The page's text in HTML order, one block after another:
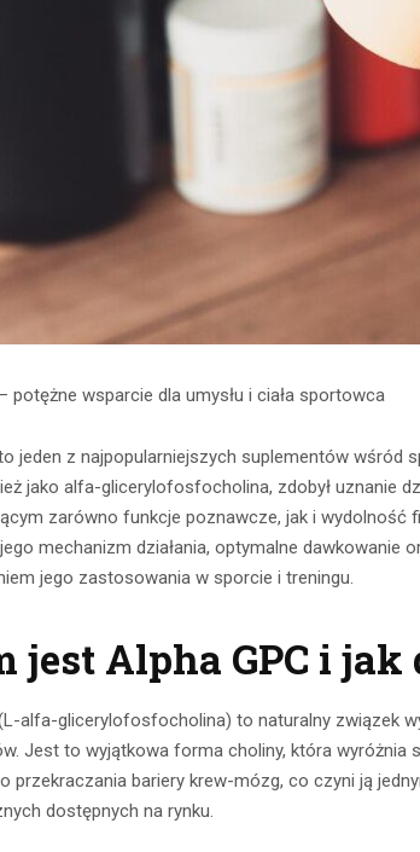
potężne wsparcie dla umysłu i ciała sportowca
jeden z najpopularniejszych suplementów
jako alfa-glicerylofosfocholina, zdobył uznanie
zarówno funkcje poznawcze, jak i wydolność
mechanizm działania, optymalne dawkowanie
jego zastosowania w sporcie i treningu.
jest Alpha GPC i jak
alfa-glicerylofosfocholina) to naturalny związek
Jest to wyjątkowa forma choliny, która
przekraczania bariery krew-mózg, co czyni ją
dostępnych na rynku.
z
Ćwiczenia na
mięśnie
brzucha – jak